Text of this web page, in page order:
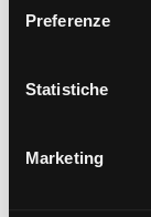
unicamente i
funzionamento,
Preferenze
Statistiche
Marketing
404